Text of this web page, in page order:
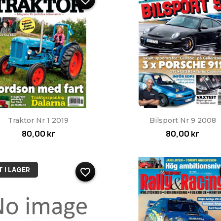
Snabbvy
Traktor Nr 1 2019
80,00 kr
Snabbvy
Bilsport Nr 9 2008
80,00 kr
I LAGER favorite_border